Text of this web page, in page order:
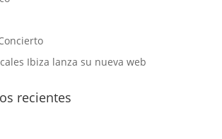
Ibiza lanza su nueva web
recientes